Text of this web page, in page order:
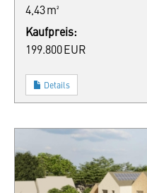
4,43 m²
Kaufpreis:
199.800 EUR
Details